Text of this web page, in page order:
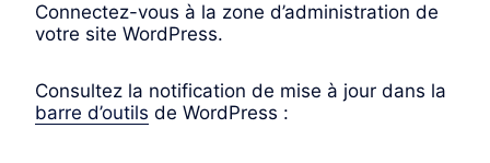
Connectez-vous à la zone d’administration de
votre site WordPress.
Consultez la notification de mise à jour dans la
barre d’outils de WordPress :